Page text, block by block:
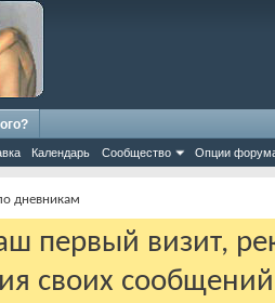
Календарь Сообщество Опции
дневникам
первый визит,
своих